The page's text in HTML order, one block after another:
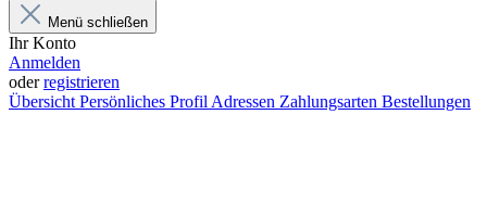
Menü schließen
Ihr Konto
Anmelden
oderregistrieren
Übersicht Persönliches Profil Adressen Zahlungsarten Bestellungen